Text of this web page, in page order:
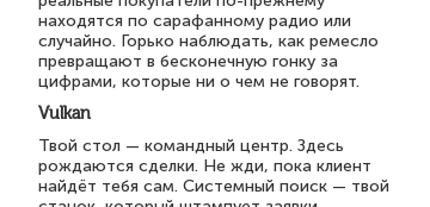
находятся по сарафанному радио или
случайно. Горько наблюдать, как ремесло
превращают в бесконечную гонку за
цифрами, которые ни о чем не говорят.
Vulkan
Твой стол — командный центр. Здесь
рождаются сделки. Не жди, пока клиент
найдёт тебя сам. Системный поиск — твой